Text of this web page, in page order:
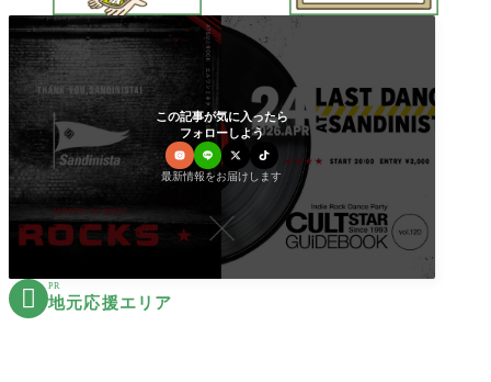
この記事が気に入ったら
フォローしよう
最新情報をお届けします
 PR
地元応援エリア